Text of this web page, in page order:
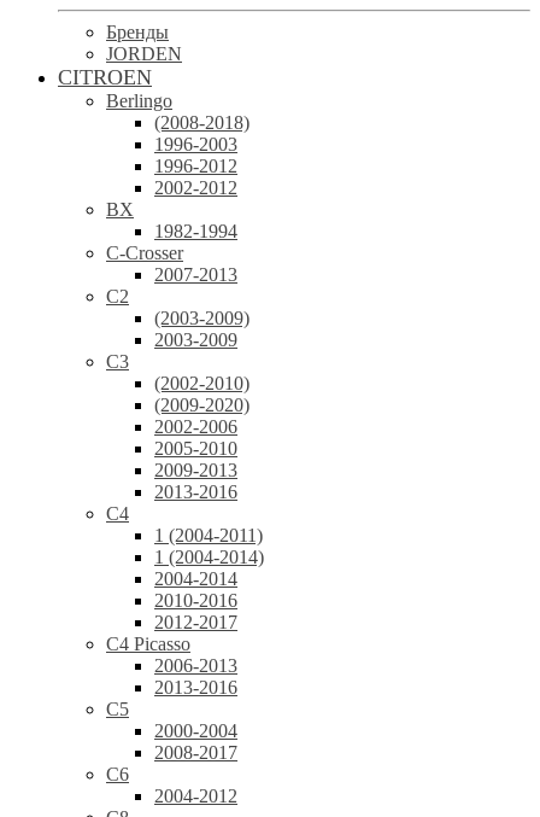
Бренды
JORDEN
CITROEN
Berlingo
(2008-2018)
1996-2003
1996-2012
2002-2012
BX
1982-1994
C-Crosser
2007-2013
C2
(2003-2009)
2003-2009
C3
(2002-2010)
(2009-2020)
2002-2006
2005-2010
2009-2013
2013-2016
C4
1 (2004-2011)
1 (2004-2014)
2004-2014
2010-2016
2012-2017
C4 Picasso
2006-2013
2013-2016
C5
2000-2004
2008-2017
C6
2004-2012